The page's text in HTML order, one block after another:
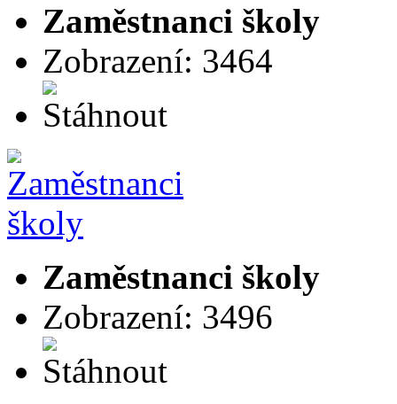
Zaměstnanci školy
Zobrazení: 3464
Zaměstnanci školy
Zobrazení: 3496